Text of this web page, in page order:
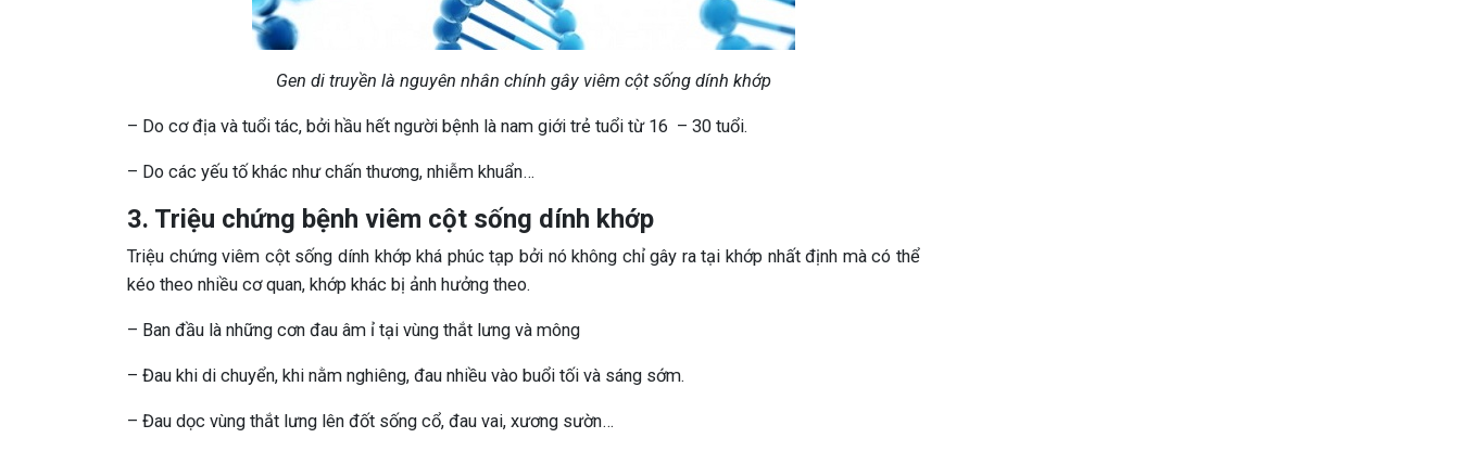
Gen di truyền là nguyên nhân chính gây viêm cột sống dính khớp
– Do cơ địa và tuổi tác, bởi hầu hết người bệnh là nam giới trẻ tuổi từ 16 – 30 tuổi.
– Do các yếu tố khác như chấn thương, nhiễm khuẩn…
3. Triệu chứng bệnh viêm cột sống dính khớp
Triệu chứng viêm cột sống dính khớp khá phúc tạp bởi nó không chỉ gây ra tại khớp nhất định mà có thể
kéo theo nhiều cơ quan, khớp khác bị ảnh hưởng theo.
– Ban đầu là những cơn đau âm ỉ tại vùng thắt lưng và mông
– Đau khi di chuyển, khi nằm nghiêng, đau nhiều vào buổi tối và sáng sớm.
– Đau dọc vùng thắt lưng lên đốt sống cổ, đau vai, xương sườn…